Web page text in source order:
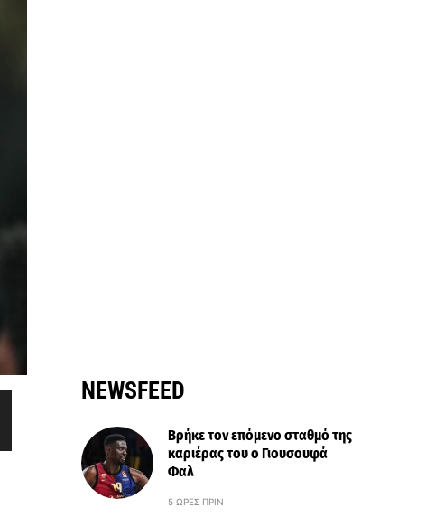
NEWSFEED
Βρήκε τον επόμενο σταθμό της
καριέρας του ο Γιουσουφά
Φαλ
5 ΏΡΕΣ ΠΡΙΝ